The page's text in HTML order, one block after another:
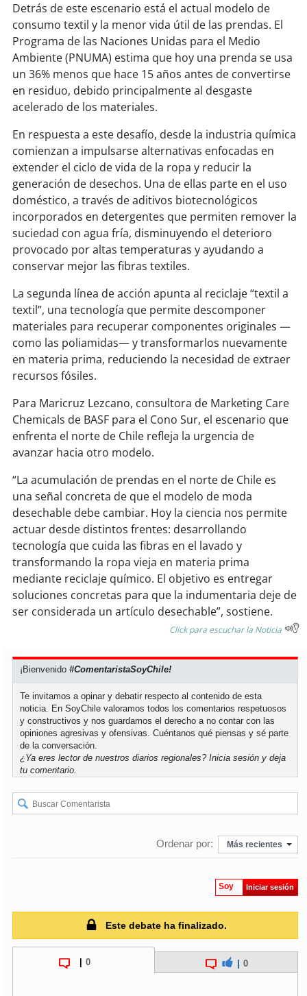
soyarauco
soytemuco
soyvaldivia
soypuertomontt
soychiloé
Detrás de este escenario está el actual modelo de
consumo textil y la menor vida útil de las prendas. El
Programa de las Naciones Unidas para el Medio
Ambiente (PNUMA) estima que hoy una prenda se usa
un 36% menos que hace 15 años antes de convertirse
en residuo, debido principalmente al desgaste
acelerado de los materiales.
En respuesta a este desafío, desde la industria química
comienzan a impulsarse alternativas enfocadas en
extender el ciclo de vida de la ropa y reducir la
generación de desechos. Una de ellas parte en el uso
doméstico, a través de aditivos biotecnológicos
incorporados en detergentes que permiten remover la
suciedad con agua fría, disminuyendo el deterioro
provocado por altas temperaturas y ayudando a
conservar mejor las fibras textiles.
La segunda línea de acción apunta al reciclaje “textil a
textil”, una tecnología que permite descomponer
materiales para recuperar componentes originales —
como las poliamidas— y transformarlos nuevamente
en materia prima, reduciendo la necesidad de extraer
recursos fósiles.
Para Maricruz Lezcano, consultora de Marketing Care
Chemicals de BASF para el Cono Sur, el escenario que
enfrenta el norte de Chile refleja la urgencia de
avanzar hacia otro modelo.
“La acumulación de prendas en el norte de Chile es
una señal concreta de que el modelo de moda
desechable debe cambiar. Hoy la ciencia nos permite
actuar desde distintos frentes: desarrollando
tecnología que cuida las fibras en el lavado y
transformando la ropa vieja en materia prima
mediante reciclaje químico. El objetivo es entregar
soluciones concretas para que la indumentaria deje de
ser considerada un artículo desechable”, sostiene.
Click para escuchar la Noticia
¡Bienvenido#ComentaristaSoyChile!
Te invitamos a opinar y debatir respecto al contenido de esta
noticia. En SoyChile valoramos todos los comentarios respetuosos
y constructivos y nos guardamos el derecho a no contar con las
opiniones agresivas y ofensivas. Cuéntanos qué piensas y sé parte
de la conversación.
¿Ya eres lector de nuestros diarios regionales?Inicia sesión y deja
tu comentario.
Ordenar por: Más recientes
Soy Iniciar sesión
Este debate ha finalizado.
| 0 0